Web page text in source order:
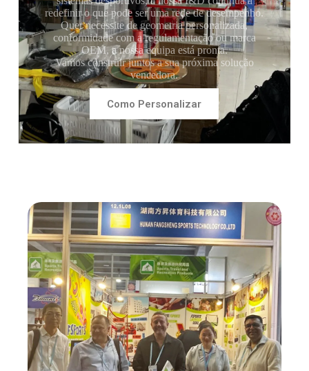
redefinir o que pode ser uma rede de desempenho.
Quer necessite de geometria personalizada,
conformidade com a regulamentação ou marca
OEM, a nossa equipa está pronta.
Vamos construir juntos a sua próxima solução
vencedora.
Como Personalizar